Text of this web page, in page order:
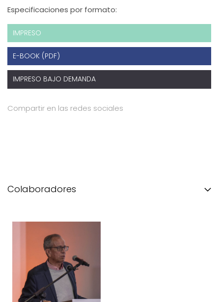
Especificaciones por formato:
IMPRESO
E-BOOK (PDF)
IMPRESO BAJO DEMANDA
Compartir en las redes sociales
Colaboradores